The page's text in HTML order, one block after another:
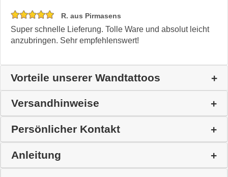
R. aus Pirmasens
Super schnelle Lieferung. Tolle Ware und absolut leicht
anzubringen. Sehr empfehlenswert!
Vorteile unserer Wandtattoos
Versandhinweise
Persönlicher Kontakt
Anleitung